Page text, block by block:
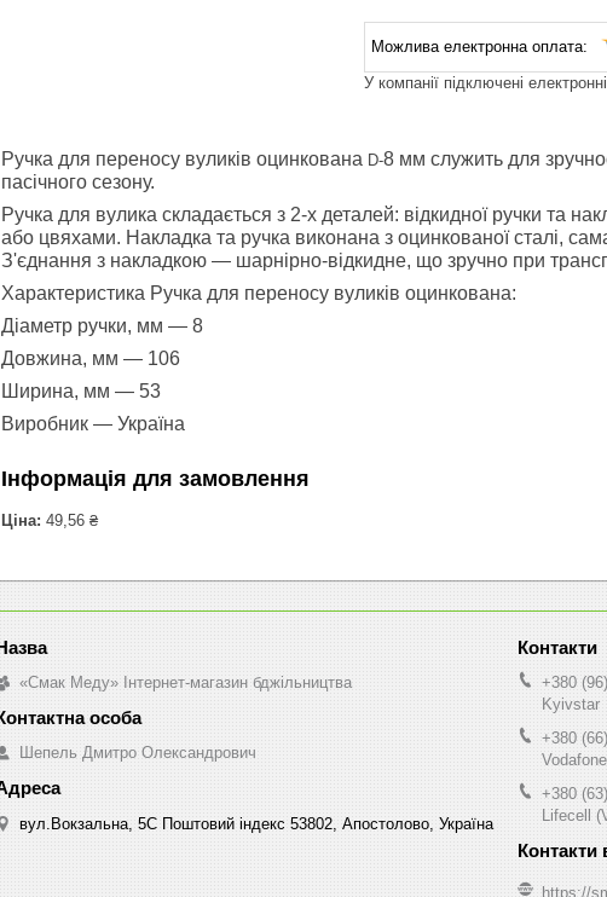
У компанії підключені
Ручка для переносу вуликів оцинкована D-8 мм служить для
пасічного сезону.
Ручка для вулика складається з 2-х деталей: відкидної ручки та
або цвяхами. Накладка та ручка виконана з оцинкованої сталі,
З'єднання з накладкою — шарнірно-відкидне, що зручно при
Характеристика Ручка для переносу вуликів оцинкована:
Діаметр ручки, мм — 8
Довжина, мм — 106
Ширина, мм — 53
Виробник — Україна
Інформація для замовлення
Ціна: 49,56 ₴
«Смак Меду» Інтернет-магазин бджільництва
Шепель Дмитро Олександрович
вул.Вокзальна, 5С Поштовий індекс 53802, Апостолово, Україна
+380
Kyivstar
+380
Vodafone
+380
Lifecell
https://